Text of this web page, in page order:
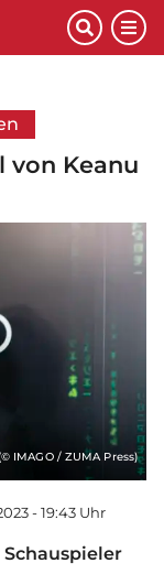
von Keanu
(© IMAGO / ZUMA Press)
- 19:43 Uhr